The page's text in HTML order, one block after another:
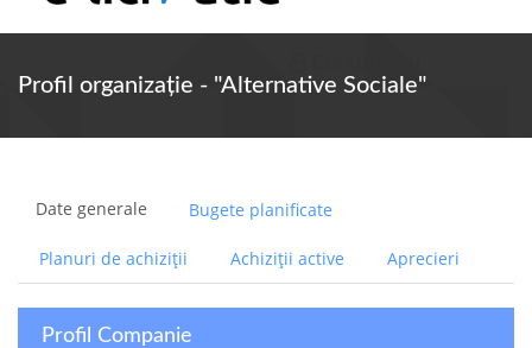
Profil organizație - "Alternative Sociale"
Date generale Bugete planificate
Planuri de achiziții Achiziții active Aprecieri
Profil Companie